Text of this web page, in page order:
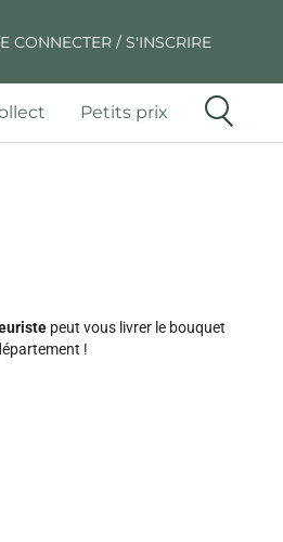
CONNECTER / S'INSCRIRE
Petits prix
peut vous livrer le bouquet
!